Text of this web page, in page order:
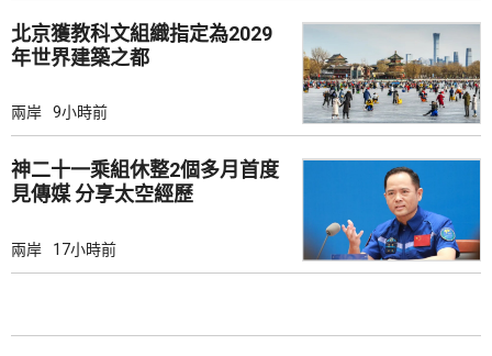
北京獲教科文組織指定為2029
年世界建築之都
兩岸 9小時前
神二十一乘組休整2個多月首度
見傳媒 分享太空經歷
兩岸 17小時前